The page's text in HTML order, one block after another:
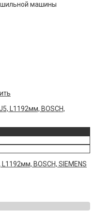
машины
BOSCH, SIEMENS